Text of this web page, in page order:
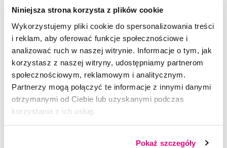
Niniejsza strona korzysta z plików cookie
Wykorzystujemy pliki cookie do spersonalizowania treści
i reklam, aby oferować funkcje społecznościowe i
analizować ruch w naszej witrynie. Informacje o tym, jak
korzystasz z naszej witryny, udostępniamy partnerom
społecznościowym, reklamowym i analitycznym.
Partnerzy mogą połączyć te informacje z innymi danymi
otrzymanymi od Ciebie lub uzyskanymi podczas
korzystania z ich usług.
Pokaż szczegóły
Doradzimy Ci
Napisz do naszych ekspertów